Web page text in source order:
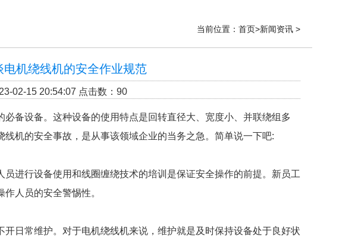
当前位置： 首页>新闻资讯 >
电机绕线机的安全作业规范
02-15 20:54:07 点击数： 90
备设备。这种设备的使用特点是回转直径大、宽度小、并联绕组多
机的安全事故，是从事该领域企业的当务之急。简单说一下吧:
进行设备使用和线圈缠绕技术的培训是保证安全操作的前提。新员工
人员的安全警惕性。
日常维护。对于电机绕线机来说，维护就是及时保持设备处于良好状